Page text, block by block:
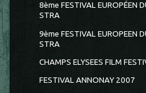
8ème FESTIVAL EUROPÉEN
STRA
9ème FESTIVAL EUROPEEN
STRA
CHAMPS ELYSEES FILM
FESTIVAL ANNONAY 2007